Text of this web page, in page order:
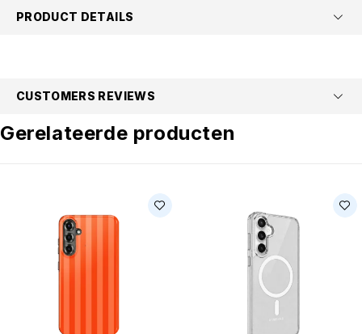
PRODUCT DETAILS
CUSTOMERS REVIEWS
Gerelateerde producten